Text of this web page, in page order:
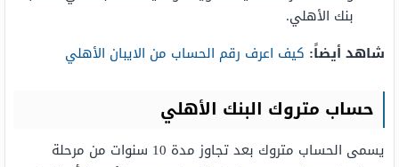
بنك الأهلي.
شاهد أيضاً: كيف اعرف رقم الحساب من الايبان الأهلي
حساب متروك البنك الأهلي
يسمى الحساب متروك بعد تجاوز مدة 10 سنوات من مرحلة